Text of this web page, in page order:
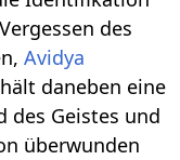
des
Avidya
daneben eine
des Geistes und
überwunden